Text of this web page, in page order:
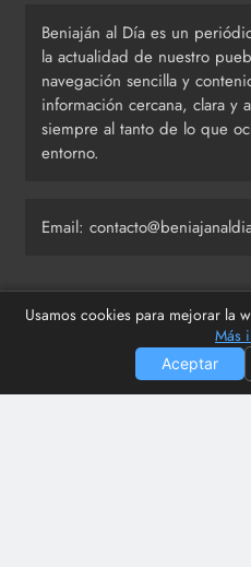
Usamos cookies para mejorar la
Más
Aceptar
Beniaján al Día es un
la actualidad de nuestro
navegación sencilla y
información cercana, clara y
siempre al tanto de lo que
entorno.
Email:
Últimas